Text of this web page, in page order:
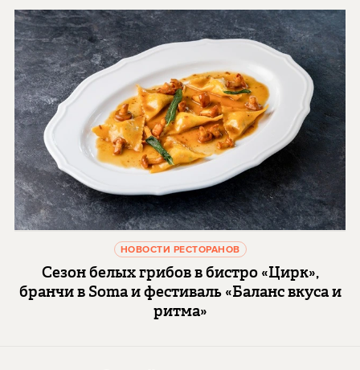
НОВОСТИ РЕСТОРАНОВ
Сезон белых грибов в бистро «Цирк»,
бранчи в Soma и фестиваль «Баланс вкуса и
ритма»